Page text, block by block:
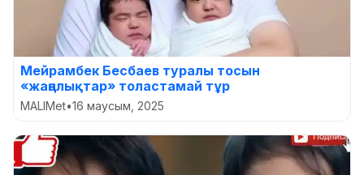
Мейрамбек Бесбаев туралы тосын
«жаңалықтар» толастамай тұр
MALIMet•16 маусым, 2025